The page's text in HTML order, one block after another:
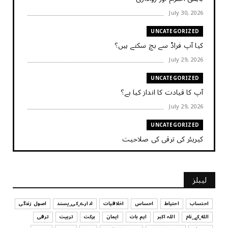
July 30, 2026
UNCATEGORIZED
کیا آپ فراڈ سے بچ سکتے ہیں؟
July 29, 2026
UNCATEGORIZED
آپ کا قیادت کا انداز کیا ہے؟
July 29, 2026
UNCATEGORIZED
کیریئر کی ترقی کی صلاحیت
July 29, 2026
UNCATEGORIZED
کیا آپ اپنے باس کو مؤثر طریقے سے منظم کر رہے ہیں
July 29, 2026
UNCATEGORIZED
لیبلز
احتساب احتیاط احساس اخلاقیات ادارے_کی_پسند
اصول زندگی
الله_کے_نام
اللہ اکبر اہم بات ایمان برکت تربیت
ترقی